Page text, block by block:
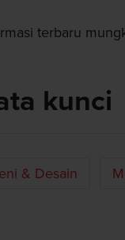
terbaru
kunci
& Desain